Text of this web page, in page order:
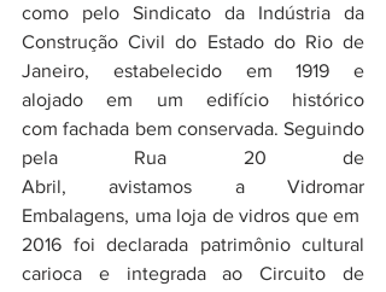
como pelo Sindicato da Indústria da
Construção Civil do Estado do Rio de
Janeiro, estabelecido em 1919 e
alojado em um edifício histórico
com fachada bem conservada. Seguindo
pela Rua 20 de
Abril, avistamos a Vidromar
Embalagens, uma loja de vidros que em
2016 foi declarada patrimônio cultural
carioca e integrada ao Circuito de